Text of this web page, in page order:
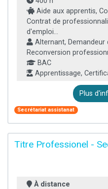
Aide aux apprentis,
Contrat de
d'emploi...
Alternant, Demandeur
Reconversion
BAC
Apprentissage,
Plus
Secrétariat assistanat
Titre Professionel -
À distance